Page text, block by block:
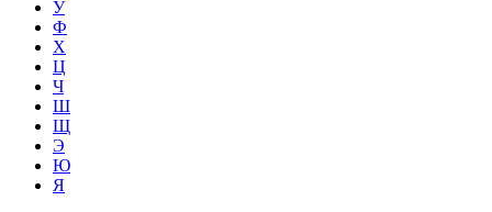
У
Ф
Х
Ц
Ч
Ш
Щ
Э
Ю
Я